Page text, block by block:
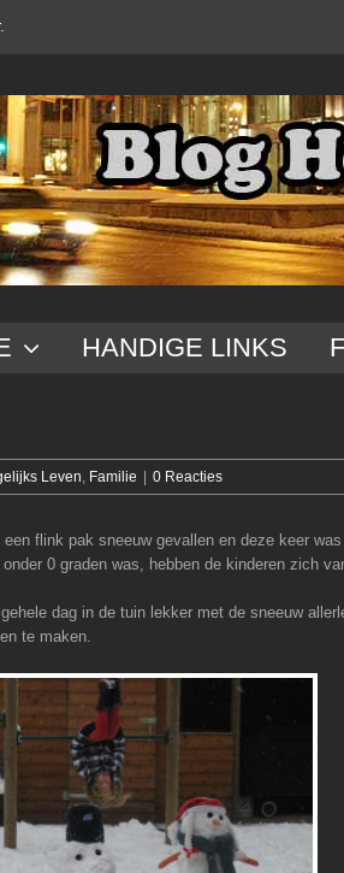
HANDIGE LINKS
Leven, Familie 0 Reacties
flink pak sneeuw gevallen en deze keer
0 graden was, hebben de kinderen zich
dag in de tuin lekker met de sneeuw
te maken.